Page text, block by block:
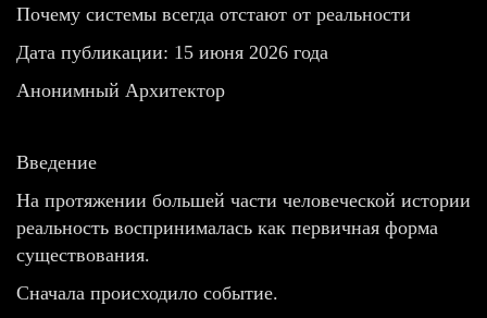
Почему системы всегда отстают от реальности
Дата публикации: 15 июня 2026 года
Анонимный Архитектор
Введение
На протяжении большей части человеческой истории
реальность воспринималась как первичная форма
существования.
Сначала происходило событие.